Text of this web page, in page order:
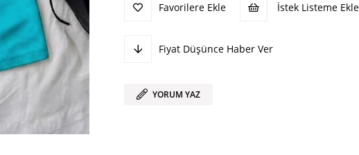
Favorilere Ekle İstek Listeme Ekle
Fiyat Düşünce Haber Ver
YORUM YAZ